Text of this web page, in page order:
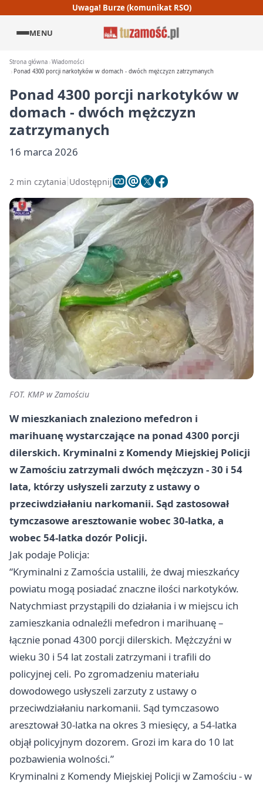
Uwaga! Burze (komunikat RSO)
MENU
Strona główna Wiadomości
Ponad 4300 porcji narkotyków w domach - dwóch mężczyzn zatrzymanych
Ponad 4300 porcji narkotyków w
domach - dwóch mężczyzn
zatrzymanych
16 marca 2026
2 min czytania Udostępnij
FOT. KMP w Zamościu
W mieszkaniach znaleziono mefedron i
marihuanę wystarczające na ponad 4300 porcji
dilerskich. Kryminalni z Komendy Miejskiej Policji
w Zamościu zatrzymali dwóch mężczyzn - 30 i 54
lata, którzy usłyszeli zarzuty z ustawy o
przeciwdziałaniu narkomanii. Sąd zastosował
tymczasowe aresztowanie wobec 30-latka, a
wobec 54-latka dozór Policji.
Jak podaje Policja:
“Kryminalni z Zamościa ustalili, że dwaj mieszkańcy
powiatu mogą posiadać znaczne ilości narkotyków.
Natychmiast przystąpili do działania i w miejscu ich
zamieszkania odnaleźli mefedron i marihuanę –
łącznie ponad 4300 porcji dilerskich. Mężczyźni w
wieku 30 i 54 lat zostali zatrzymani i trafili do
policyjnej celi. Po zgromadzeniu materiału
dowodowego usłyszeli zarzuty z ustawy o
przeciwdziałaniu narkomanii. Sąd tymczasowo
aresztował 30-latka na okres 3 miesięcy, a 54-latka
objął policyjnym dozorem. Grozi im kara do 10 lat
pozbawienia wolności.”
Kryminalni z Komendy Miejskiej Policji w Zamościu - w